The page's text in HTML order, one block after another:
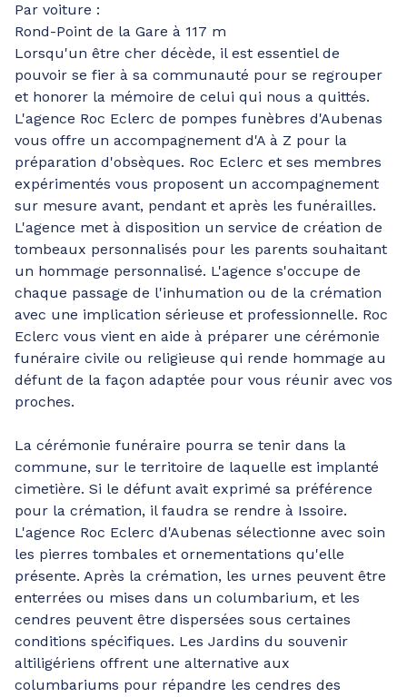
Par voiture :
Rond-Point de la Gare à 117 m
Lorsqu'un être cher décède, il est essentiel de
pouvoir se fier à sa communauté pour se regrouper
et honorer la mémoire de celui qui nous a quittés.
L'agence Roc Eclerc de pompes funèbres d'Aubenas
vous offre un accompagnement d'A à Z pour la
préparation d'obsèques. Roc Eclerc et ses membres
expérimentés vous proposent un accompagnement
sur mesure avant, pendant et après les funérailles.
L'agence met à disposition un service de création de
tombeaux personnalisés pour les parents souhaitant
un hommage personnalisé. L'agence s'occupe de
chaque passage de l'inhumation ou de la crémation
avec une implication sérieuse et professionnelle. Roc
Eclerc vous vient en aide à préparer une cérémonie
funéraire civile ou religieuse qui rende hommage au
défunt de la façon adaptée pour vous réunir avec vos
proches.
La cérémonie funéraire pourra se tenir dans la
commune, sur le territoire de laquelle est implanté
cimetière. Si le défunt avait exprimé sa préférence
pour la crémation, il faudra se rendre à Issoire.
L'agence Roc Eclerc d'Aubenas sélectionne avec soin
les pierres tombales et ornementations qu'elle
présente. Après la crémation, les urnes peuvent être
enterrées ou mises dans un columbarium, et les
cendres peuvent être dispersées sous certaines
conditions spécifiques. Les Jardins du souvenir
altiligériens offrent une alternative aux
columbariums pour répandre les cendres des